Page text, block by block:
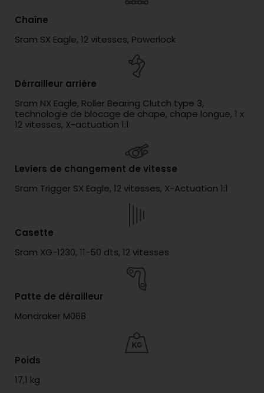
Chaîne
Sram SX Eagle, 12 vitesses, Powerlock
Dérrailleur arriére
Sram NX Eagle, Roller Bearing Clutch type 3,
technologie de blocage de chape, chape longue, 1 x
12 vitesses, X-actuation 1:1
Leviers de changement de vitesse
Sram Trigger SX Eagle, 12 vitesses, X-Actuation 1:1
Casette
Sram XG-1230, 11-50 dts, 12 vitesses
Patte de dérailleur
Mondraker M068
Poids
17,1 kg